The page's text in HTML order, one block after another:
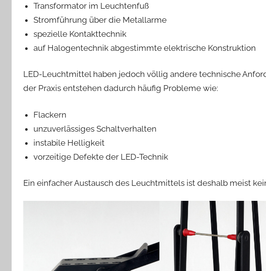
Transformator im Leuchtenfuß
Stromführung über die Metallarme
spezielle Kontakttechnik
auf Halogentechnik abgestimmte elektrische Konstruktion
LED-Leuchtmittel haben jedoch völlig andere technische
der Praxis entstehen dadurch häufig Probleme wie:
Flackern
unzuverlässiges Schaltverhalten
instabile Helligkeit
vorzeitige Defekte der LED-Technik
Ein einfacher Austausch des Leuchtmittels ist deshalb meist